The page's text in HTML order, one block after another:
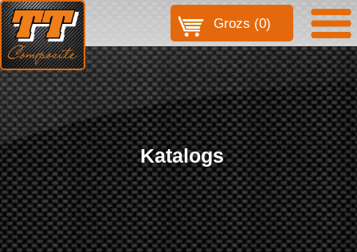
Grozs (0)
Katalogs